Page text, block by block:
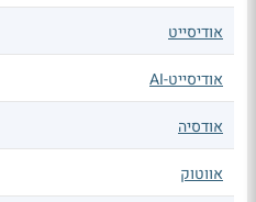
אודיסייט
אודיסייט-AI
אודסיה
אווטוק